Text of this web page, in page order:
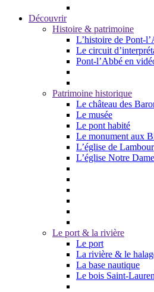
Découvrir
Histoire & patrimoine
L’histoire de Pont-
Le circuit
Pont-l’Abbé en
Patrimoine historique
Le château des
Le musée
Le pont habité
Le monument aux
L’église de Lambour
L’église Notre
Le port & la rivière
Le port
La rivière & le
La base nautique
Le bois Saint-